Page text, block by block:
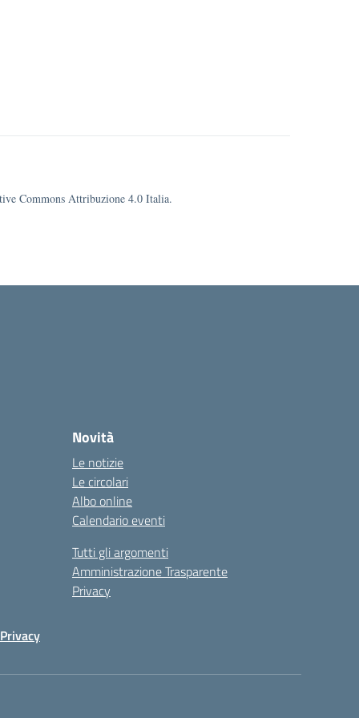
Commons Attribuzione 4.0 Italia.
Novità
Le notizie
Le circolari
Albo online
Calendario eventi
Tutti gli argomenti
Amministrazione Trasparente
Privacy
Privacy